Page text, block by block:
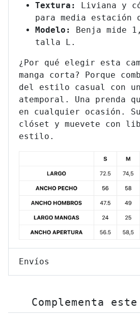
Textura: Liviana y
para media estación
Modelo: Benja mide
talla L.
¿Por qué elegir esta
manga corta? Porque
del estilo casual con
atemporal. Una prenda
en cualquier ocasión.
clóset y muevete con
estilo.
Envíos
Complementa